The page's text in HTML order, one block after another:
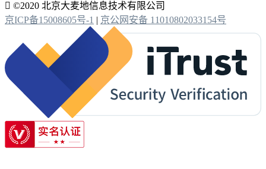
 ©2020 北京大麦地信息技术有限公司
京ICP备15008605号-1 | 京公网安备 11010802033154号